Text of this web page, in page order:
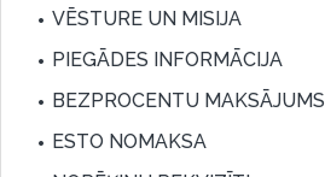
VĒSTURE UN MISIJA
PIEGĀDES INFORMĀCIJA
BEZPROCENTU MAKSĀJUMS
ESTO NOMAKSA